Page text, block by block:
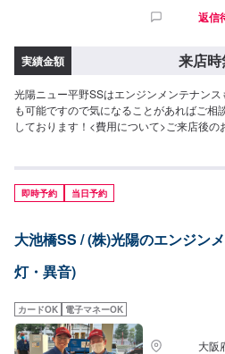
返信
実績金額 来店
光陽ニュー平野SSはエンジンメンテナン
も可能ですので気になることがあればご相
しております！<費用について>ご来店後の
即時予約 当日予約
大池橋SS / (株)光陽のエンジン
灯・異音)
カードOK 電子マネーOK
大阪